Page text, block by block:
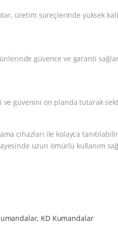
üretim süreçlerinde yüksek
güvence ve garanti
güvenini ön planda tutarak
cihazları ile kolayca
uzun ömürlü kullanım
, KD Kumandalar